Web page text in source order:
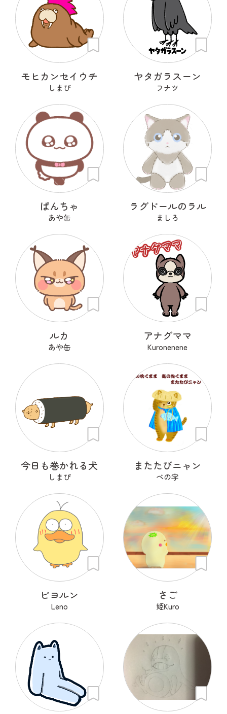
モヒカンセイウチ
しまぴ
ヤタガラスーン
フナツ
ぱんちゃ
あや缶
ラグドールのラル
ましろ
ルカ
あや缶
アナグママ
Kuronenene
今日も巻かれる犬
しまぴ
またたびニャン
ベの字
ピヨルン
Leno
さご
姫Kuro